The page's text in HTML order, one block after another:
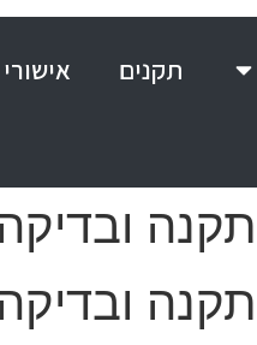
תקנים
ובדיקה
ובדיקה